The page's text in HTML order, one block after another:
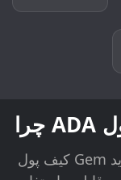
کیف پول Gem به عنوان بهترین انتخاب برای خرید ADA